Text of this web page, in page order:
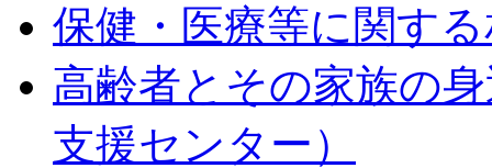
保健・医療等に関す
高齢者とその家族の
支援センター）